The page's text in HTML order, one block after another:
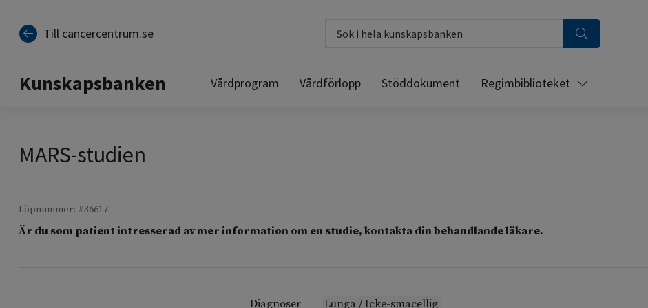
Till cancercentrum.se
Kunskapsbanken Vårdprogram Vårdförlopp Stöddokument Regimbiblioteket
MARS-studien
Löpnummer: #36617
Är du som patient intresserad av mer information om en studie, kontakta din behandlande läkare.
Diagnoser
Lunga / Icke-smacellig